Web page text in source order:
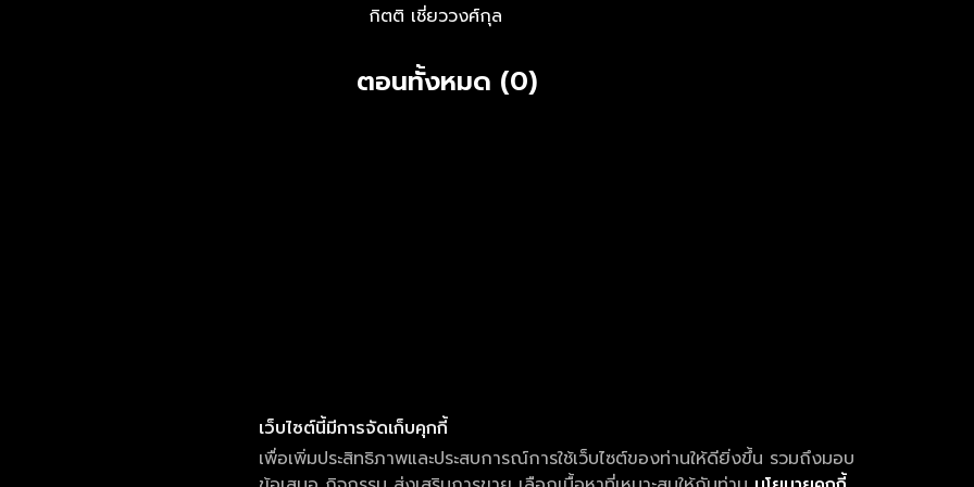
กิตติ เชี่ยววงศ์กุล
ตอนทั้งหมด (0)
เว็บไซต์นี้มีการจัดเก็บคุกกี้
เพื่อเพิ่มประสิทธิภาพและประสบการณ์การใช้เว็บไซต์ของท่านให้ดียิ่งขึ้น รวมถึงมอบ